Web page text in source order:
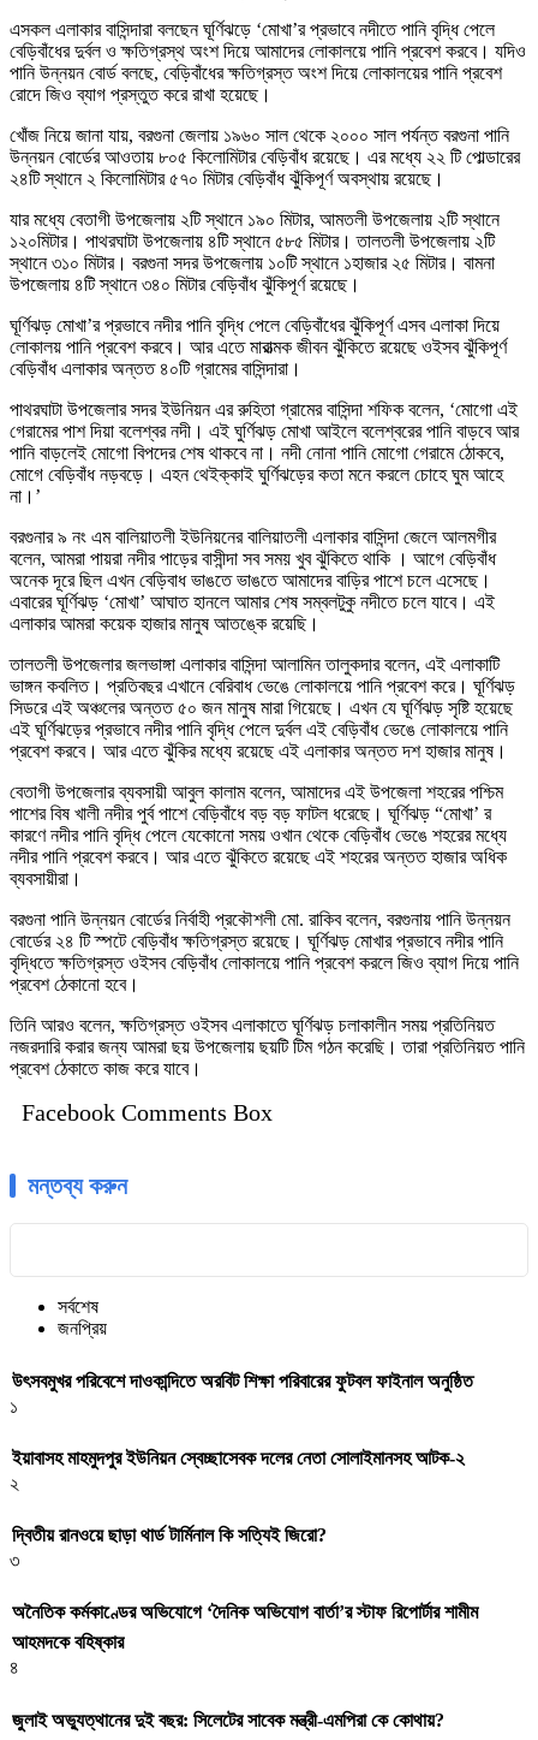
এসকল এলাকার বাসিন্দারা বলছেন ঘূর্ণিঝড়ে ‘মোখা’র প্রভাবে নদীতে পানি বৃদ্ধি পেলে
বেড়িবাঁধের দুর্বল ও ক্ষতিগ্রস্থ অংশ দিয়ে আমাদের লোকালয়ে পানি প্রবেশ করবে। যদিও
পানি উন্নয়ন বোর্ড বলছে, বেড়িবাঁধের ক্ষতিগ্রস্ত অংশ দিয়ে লোকালয়ের পানি প্রবেশ
রোদে জিও ব্যাগ প্রস্তুত করে রাখা হয়েছে।
খোঁজ নিয়ে জানা যায়, বরগুনা জেলায় ১৯৬০ সাল থেকে ২০০০ সাল পর্যন্ত বরগুনা পানি
উন্নয়ন বোর্ডের আওতায় ৮০৫ কিলোমিটার বেড়িবাঁধ রয়েছে। এর মধ্যে ২২ টি পোল্ডারের
২৪টি স্থানে ২ কিলোমিটার ৫৭০ মিটার বেড়িবাঁধ ঝুঁকিপূর্ণ অবস্থায় রয়েছে।
যার মধ্যে বেতাগী উপজেলায় ২টি স্থানে ১৯০ মিটার, আমতলী উপজেলায় ২টি স্থানে
১২০মিটার। পাথরঘাটা উপজেলায় ৪টি স্থানে ৫৮৫ মিটার। তালতলী উপজেলায় ২টি
স্থানে ৩১০ মিটার। বরগুনা সদর উপজেলায় ১০টি স্থানে ১হাজার ২৫ মিটার। বামনা
উপজেলায় ৪টি স্থানে ৩৪০ মিটার বেড়িবাঁধ ঝুঁকিপূর্ণ রয়েছে।
ঘূর্ণিঝড় মোখা’র প্রভাবে নদীর পানি বৃদ্ধি পেলে বেড়িবাঁধের ঝুঁকিপূর্ণ এসব এলাকা দিয়ে
লোকালয় পানি প্রবেশ করবে। আর এতে মারাত্মক জীবন ঝুঁকিতে রয়েছে ওইসব ঝুঁকিপূর্ণ
বেড়িবাঁধ এলাকার অন্তত ৪০টি গ্রামের বাসিন্দারা।
পাথরঘাটা উপজেলার সদর ইউনিয়ন এর রুহিতা গ্রামের বাসিন্দা শফিক বলেন, ‘মোগো এই
গেরামের পাশ দিয়া বলেশ্বর নদী। এই ঘুর্ণিঝড় মোখা আইলে বলেশ্বরের পানি বাড়বে আর
পানি বাড়লেই মোগো বিপদের শেষ থাকবে না। নদী নোনা পানি মোগো গেরামে ঠোকবে,
মোগে বেড়িবাঁধ নড়বড়ে। এহন থেইক্কাই ঘুর্ণিঝড়ের কতা মনে করলে চোহে ঘুম আহে
না।’
বরগুনার ৯ নং এম বালিয়াতলী ইউনিয়নের বালিয়াতলী এলাকার বাসিন্দা জেলে আলমগীর
বলেন, আমরা পায়রা নদীর পাড়ের বাসীন্দা সব সময় খুব ঝুঁকিতে থাকি । আগে বেড়িবাঁধ
অনেক দূরে ছিল এখন বেড়িবাধ ভাঙতে ভাঙতে আমাদের বাড়ির পাশে চলে এসেছে।
এবারের ঘূর্ণিঝড় ‘মোখা’ আঘাত হানলে আমার শেষ সম্বলটুকু নদীতে চলে যাবে। এই
এলাকার আমরা কয়েক হাজার মানুষ আতঙ্কে রয়েছি।
তালতলী উপজেলার জলভাঙ্গা এলাকার বাসিন্দা আলামিন তালুকদার বলেন, এই এলাকাটি
ভাঙ্গন কবলিত। প্রতিবছর এখানে বেরিবাধ ভেঙে লোকালয়ে পানি প্রবেশ করে। ঘূর্ণিঝড়
সিডরে এই অঞ্চলের অন্তত ৫০ জন মানুষ মারা গিয়েছে। এখন যে ঘূর্ণিঝড় সৃষ্টি হয়েছে
এই ঘূর্ণিঝড়ের প্রভাবে নদীর পানি বৃদ্ধি পেলে দুর্বল এই বেড়িবাঁধ ভেঙে লোকালয়ে পানি
প্রবেশ করবে। আর এতে ঝুঁকির মধ্যে রয়েছে এই এলাকার অন্তত দশ হাজার মানুষ।
বেতাগী উপজেলার ব্যবসায়ী আবুল কালাম বলেন, আমাদের এই উপজেলা শহরের পশ্চিম
পাশের বিষ খালী নদীর পুর্ব পাশে বেড়িবাঁধে বড় বড় ফাটল ধরেছে। ঘূর্ণিঝড় “মোখা’ র
কারণে নদীর পানি বৃদ্ধি পেলে যেকোনো সময় ওখান থেকে বেড়িবাঁধ ভেঙে শহরের মধ্যে
নদীর পানি প্রবেশ করবে। আর এতে ঝুঁকিতে রয়েছে এই শহরের অন্তত হাজার অধিক
ব্যবসায়ীরা।
বরগুনা পানি উন্নয়ন বোর্ডের নির্বাহী প্রকৌশলী মো. রাকিব বলেন, বরগুনায় পানি উন্নয়ন
বোর্ডের ২৪ টি স্পটে বেড়িবাঁধ ক্ষতিগ্রস্ত রয়েছে। ঘূর্ণিঝড় মোখার প্রভাবে নদীর পানি
বৃদ্ধিতে ক্ষতিগ্রস্ত ওইসব বেড়িবাঁধ লোকালয়ে পানি প্রবেশ করলে জিও ব্যাগ দিয়ে পানি
প্রবেশ ঠেকানো হবে।
তিনি আরও বলেন, ক্ষতিগ্রস্ত ওইসব এলাকাতে ঘূর্ণিঝড় চলাকালীন সময় প্রতিনিয়ত
নজরদারি করার জন্য আমরা ছয় উপজেলায় ছয়টি টিম গঠন করেছি। তারা প্রতিনিয়ত পানি
প্রবেশ ঠেকাতে কাজ করে যাবে।
Facebook Comments Box
মন্তব্য করুন
সর্বশেষ
জনপ্রিয়
উৎসবমুখর পরিবেশে দাওকান্দিতে অরবিট শিক্ষা পরিবারের ফুটবল ফাইনাল অনুষ্ঠিত
১
ইয়াবাসহ মাহমুদপুর ইউনিয়ন স্বেচ্ছাসেবক দলের নেতা সোলাইমানসহ আটক-২
২
দ্বিতীয় রানওয়ে ছাড়া থার্ড টার্মিনাল কি সত্যিই জিরো?
৩
অনৈতিক কর্মকাণ্ডের অভিযোগে ‘দৈনিক অভিযোগ বার্তা’র স্টাফ রিপোর্টার শামীম
আহমদকে বহিষ্কার
৪
জুলাই অভ্যুত্থানের দুই বছর: সিলেটের সাবেক মন্ত্রী-এমপিরা কে কোথায়? ​